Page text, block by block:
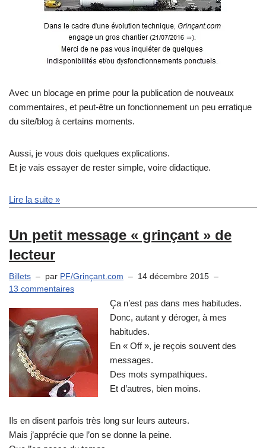
Avec un blocage en prime pour la publication de nouveaux
commentaires, et peut-être un fonctionnement un peu erratique
du site/blog à certains moments.
Aussi, je vous dois quelques explications.
Et je vais essayer de rester simple, voire didactique.
Lire la suite »
Un petit message « grinçant » de
lecteur
Billets par PF/Grinçant.com
14 décembre 2015
13 commentaires
Ça n’est pas dans mes habitudes.
Donc, autant y déroger, à mes
habitudes.
En « Off », je reçois souvent des
messages.
Des mots sympathiques.
Et d’autres, bien moins.
Ils en disent parfois très long sur leurs auteurs.
Mais j’apprécie que l’on se donne la peine.